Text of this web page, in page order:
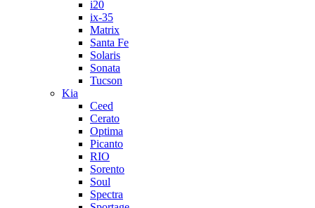
i20
ix-35
Matrix
Santa Fe
Solaris
Sonata
Tucson
Kia
Ceed
Cerato
Optima
Picanto
RIO
Sorento
Soul
Spectra